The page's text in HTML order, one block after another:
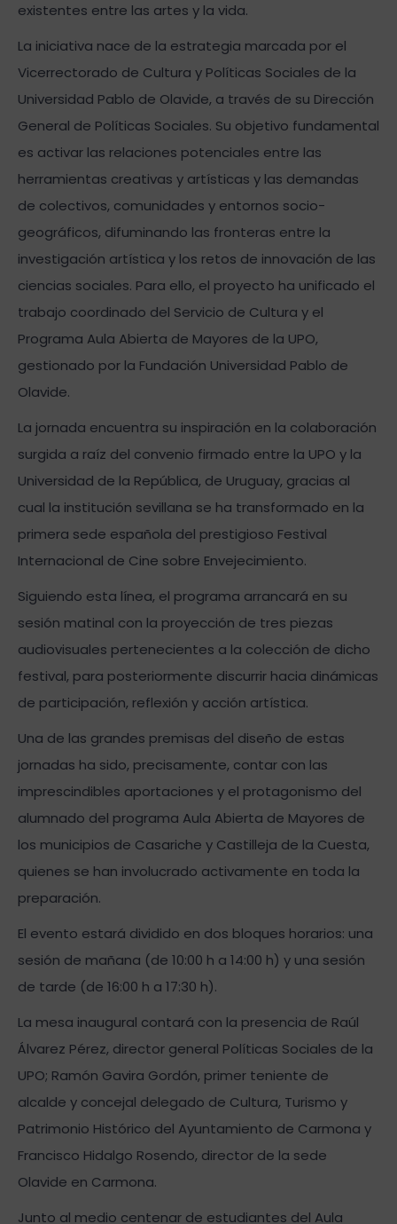
existentes entre las artes y la vida.
La iniciativa nace de la estrategia marcada por el
Vicerrectorado de Cultura y Políticas Sociales de la
Universidad Pablo de Olavide, a través de su Dirección
General de Políticas Sociales. Su objetivo fundamental
es activar las relaciones potenciales entre las
herramientas creativas y artísticas y las demandas
de colectivos, comunidades y entornos socio-
geográficos, difuminando las fronteras entre la
investigación artística y los retos de innovación de las
ciencias sociales. Para ello, el proyecto ha unificado el
trabajo coordinado del Servicio de Cultura y el
Programa Aula Abierta de Mayores de la UPO,
gestionado por la Fundación Universidad Pablo de
Olavide.
La jornada encuentra su inspiración en la colaboración
surgida a raíz del convenio firmado entre la UPO y la
Universidad de la República, de Uruguay, gracias al
cual la institución sevillana se ha transformado en la
primera sede española del prestigioso Festival
Internacional de Cine sobre Envejecimiento.
Siguiendo esta línea, el programa arrancará en su
sesión matinal con la proyección de tres piezas
audiovisuales pertenecientes a la colección de dicho
festival, para posteriormente discurrir hacia dinámicas
de participación, reflexión y acción artística.
Una de las grandes premisas del diseño de estas
jornadas ha sido, precisamente, contar con las
imprescindibles aportaciones y el protagonismo del
alumnado del programa Aula Abierta de Mayores de
los municipios de Casariche y Castilleja de la Cuesta,
quienes se han involucrado activamente en toda la
preparación.
El evento estará dividido en dos bloques horarios: una
sesión de mañana (de 10:00 h a 14:00 h) y una sesión
de tarde (de 16:00 h a 17:30 h).
La mesa inaugural contará con la presencia de Raúl
Álvarez Pérez, director general Políticas Sociales de la
UPO; Ramón Gavira Gordón, primer teniente de
alcalde y concejal delegado de Cultura, Turismo y
Patrimonio Histórico del Ayuntamiento de Carmona y
Francisco Hidalgo Rosendo, director de la sede
Olavide en Carmona.
Junto al medio centenar de estudiantes del Aula